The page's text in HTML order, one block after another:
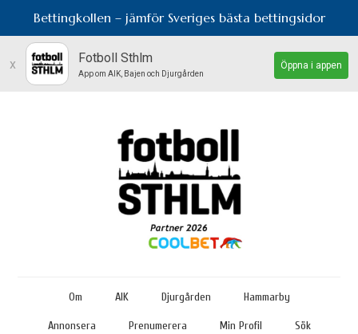
Bettingkollen – jämför Sveriges bästa bettingsidor
x Fotboll Sthlm
App om AIK, Bajen och Djurgården
Öppna i appen
Om AIK Djurgården Hammarby
Annonsera Prenumerera Min Profil Sök